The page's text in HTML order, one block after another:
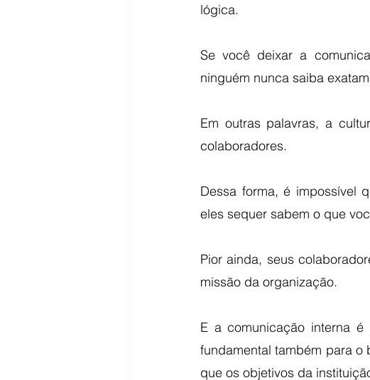
lógica.
Se você deixar a
ninguém nunca saiba
Em outras palavras, a
colaboradores.
Dessa forma, é impossível
eles sequer sabem o que
Pior ainda, seus
missão da organização.
E a comunicação interna
fundamental também para o
que os objetivos da